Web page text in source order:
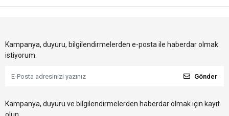
Kampanya, duyuru, bilgilendirmelerden e-posta ile haberdar olmak
istiyorum.
Gönder
Kampanya, duyuru ve bilgilendirmelerden haberdar olmak için kayıt